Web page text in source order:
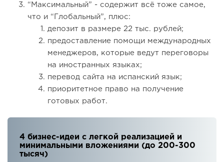
“Максимальный” - содержит всё тоже самое,
что и “Глобальный”, плюс:
депозит в размере 22 тыс. рублей;
предоставление помощи международных
менеджеров, которые ведут переговоры
на иностранных языках;
перевод сайта на испанский язык;
приоритетное право на получение
готовых работ.
4 бизнес-идеи с легкой реализацией и
минимальными вложениями (до 200-300
тысяч)